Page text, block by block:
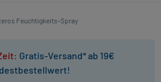
Feuchtigkeits-Spray
Gratis-Versand* ab 19€